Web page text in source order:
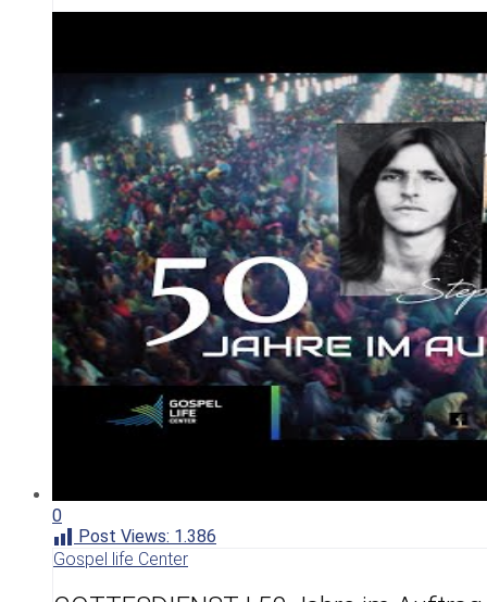
0
Post Views: 1.386
Gospel life Center